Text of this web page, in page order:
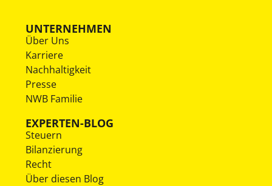
UNTERNEHMEN
Über Uns
Karriere
Nachhaltigkeit
Presse
NWB Familie
EXPERTEN-BLOG
Steuern
Bilanzierung
Recht
Über diesen Blog